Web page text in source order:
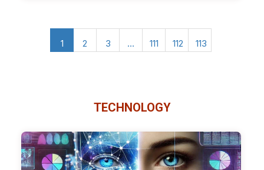
1 2 3 … 111 112 113
TECHNOLOGY